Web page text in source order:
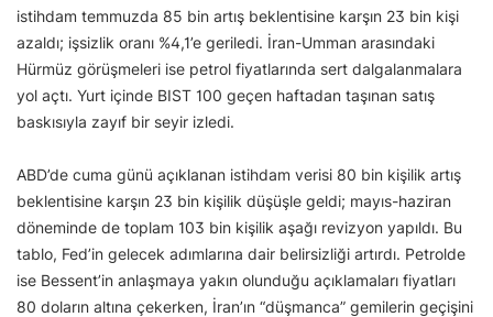
istihdam temmuzda 85 bin artış beklentisine karşın 23 bin kişi
azaldı; işsizlik oranı %4,1’e geriledi. İran-Umman arasındaki
Hürmüz görüşmeleri ise petrol fiyatlarında sert dalgalanmalara
yol açtı. Yurt içinde BIST 100 geçen haftadan taşınan satış
baskısıyla zayıf bir seyir izledi.
ABD’de cuma günü açıklanan istihdam verisi 80 bin kişilik artış
beklentisine karşın 23 bin kişilik düşüşle geldi; mayıs-haziran
döneminde de toplam 103 bin kişilik aşağı revizyon yapıldı. Bu
tablo, Fed’in gelecek adımlarına dair belirsizliği artırdı. Petrolde
ise Bessent’in anlaşmaya yakın olunduğu açıklamaları fiyatları
80 doların altına çekerken, İran’ın “düşmanca” gemilerin geçişini